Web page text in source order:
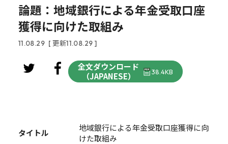
論題：地域銀行による年金受取口座
獲得に向けた取組み
11.08.29 [ 更新11.08.29 ]
全文ダウンロード
（JAPANESE）
38.4KB
タイトル
地域銀行による年金受取口座獲得に向
けた取組み